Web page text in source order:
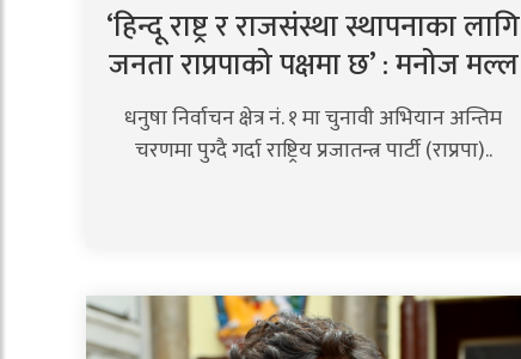
‘हिन्दू राष्ट्र र राजसंस्था स्थापनाका लागि
जनता राप्रपाको पक्षमा छ’ : मनोज मल्ल
धनुषा निर्वाचन क्षेत्र नं. १ मा चुनावी अभियान अन्तिम
चरणमा पुग्दै गर्दा राष्ट्रिय प्रजातन्त्र पार्टी (राप्रपा)..